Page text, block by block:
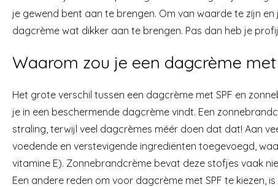
je gewend bent aan te brengen. Om van waarde te zijn
dagcrème wat dikker aan te brengen. Pas dan heb je
Waarom zou je een dagcrème
Het grote verschil tussen een dagcrème met SPF en
je in een beschermende dagcrème vindt. Een
straling, terwijl veel dagcrèmes méér doen dat dat! Aan
voedende en verstevigende ingrediënten toegevoegd,
vitamine E). Zonnebrandcrème bevat deze stofjes vaak
Een andere reden om voor dagcrème met SPF te kiezen,